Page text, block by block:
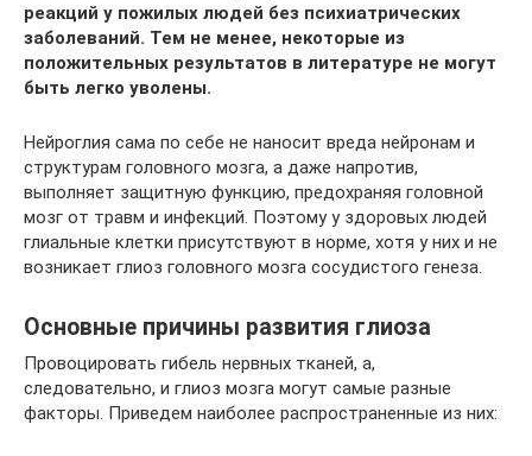
реакций у пожилых людей без психиатрических
заболеваний. Тем не менее, некоторые из
положительных результатов в литературе не могут
быть легко уволены.
Нейроглия сама по себе не наносит вреда нейронам и
структурам головного мозга, а даже напротив,
выполняет защитную функцию, предохраняя головной
мозг от травм и инфекций. Поэтому у здоровых людей
глиальные клетки присутствуют в норме, хотя у них и не
возникает глиоз головного мозга сосудистого генеза.
Основные причины развития глиоза
Провоцировать гибель нервных тканей, а,
следовательно, и глиоз мозга могут самые разные
факторы. Приведем наиболее распространенные из них: